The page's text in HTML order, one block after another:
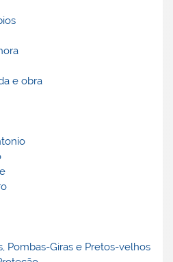
e obra
Pombas-Giras e Pretos-velhos